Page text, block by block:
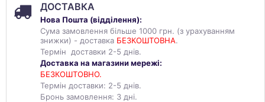
ДОСТАВКА
Нова Пошта (відділення):
Сума замовлення більше 1000 грн. (з урахуванням
знижки) - доставка БЕЗКОШТОВНА.
Термін доставки 2-5 днів.
Доставка на магазини мережі:
БЕЗКОШТОВНО.
Термін доставки: 2-5 днів.
Бронь замовлення: 3 дні.